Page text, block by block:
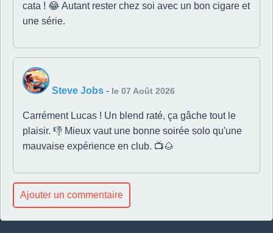
cata ! 😂 Autant rester chez soi avec un bon cigare et
une série.
Steve Jobs - le 07 Août 2026
Carrément Lucas ! Un blend raté, ça gâche tout le
plaisir. 👎 Mieux vaut une bonne soirée solo qu'une
mauvaise expérience en club. 📺🌰
Ajouter un commentaire